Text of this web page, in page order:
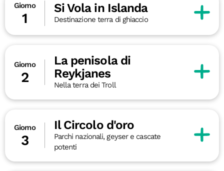
Giorno
1
Si Vola in Islanda
Destinazione terra di ghiaccio
Giorno
2
La penisola di
Reykjanes
Nella terra dei Troll
Giorno
3
Il Circolo d'oro
Parchi nazionali, geyser e cascate
potenti